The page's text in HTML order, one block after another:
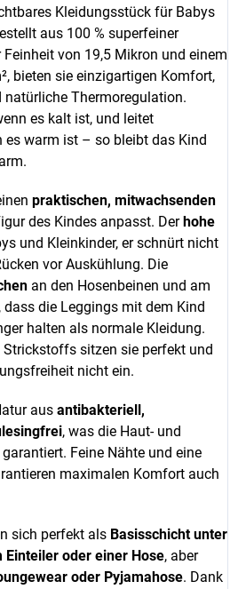
Kleidungsstück für Babys
aus 100 % superfeiner
von 19,5 Mikron und einem
bieten sie einzigartigen Komfort,
Thermoregulation.
es kalt ist, und leitet
es warm ist – so bleibt das Kind
praktischen, mitwachsenden
des Kindes anpasst. Derhohe
und Kleinkinder, er schnürt nicht
vor Auskühlung. Die
an den Hosenbeinen und am
dass die Leggings mit dem Kind
halten als normale Kleidung.
sitzen sie perfekt und
nicht ein.
aus antibakteriell,
, was die Haut- und
Feine Nähte und eine
maximalen Komfort auch
sich perfekt als Basisschicht unter
Einteiler oder einer Hose, aber
oder Pyjamahose. Dank